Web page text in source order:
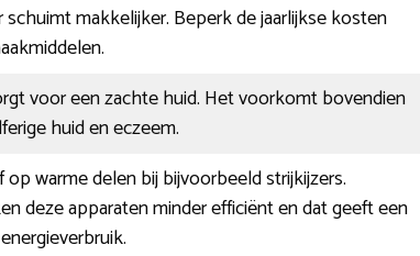
makkelijker. Beperk de jaarlijkse kosten
voor een zachte huid. Het voorkomt bovendien
huid en eczeem.
op warme delen bij bijvoorbeeld strijkijzers.
deze apparaten minder efficiënt en dat geeft een